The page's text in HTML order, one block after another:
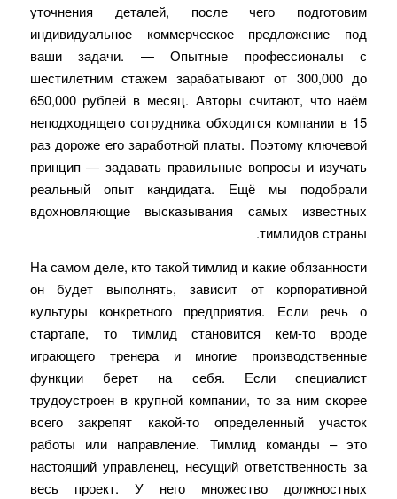
уточнения деталей, после чего подготовим
индивидуальное коммерческое предложение под
ваши задачи. — Опытные профессионалы с
шестилетним стажем зарабатывают от 300,000 до
650,000 рублей в месяц. Авторы считают, что наём
неподходящего сотрудника обходится компании в 15
раз дороже его заработной платы. Поэтому ключевой
принцип — задавать правильные вопросы и изучать
реальный опыт кандидата. Ещё мы подобрали
вдохновляющие высказывания самых известных
тимлидов страны.
На самом деле, кто такой тимлид и какие обязанности
он будет выполнять, зависит от корпоративной
культуры конкретного предприятия. Если речь о
стартапе, то тимлид становится кем-то вроде
играющего тренера и многие производственные
функции берет на себя. Если специалист
трудоустроен в крупной компании, то за ним скорее
всего закрепят какой-то определенный участок
работы или направление. Тимлид команды – это
настоящий управленец, несущий ответственность за
весь проект. У него множество должностных